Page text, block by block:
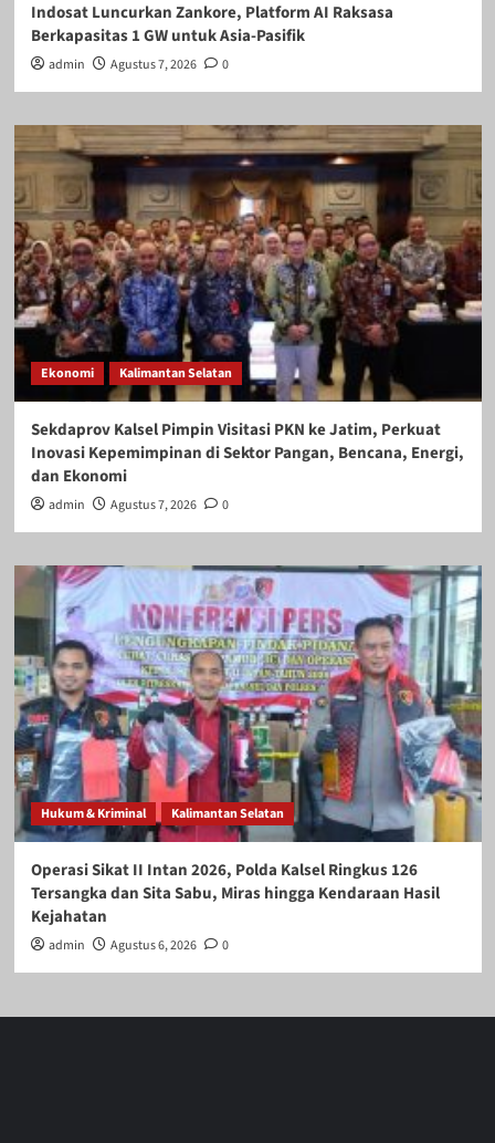
Indosat Luncurkan Zankore, Platform AI Raksasa
Berkapasitas 1 GW untuk Asia-Pasifik
admin Agustus 7, 2026 0
Ekonomi Kalimantan Selatan
Sekdaprov Kalsel Pimpin Visitasi PKN ke Jatim, Perkuat
Inovasi Kepemimpinan di Sektor Pangan, Bencana, Energi,
dan Ekonomi
admin Agustus 7, 2026 0
Hukum & Kriminal Kalimantan Selatan
Operasi Sikat II Intan 2026, Polda Kalsel Ringkus 126
Tersangka dan Sita Sabu, Miras hingga Kendaraan Hasil
Kejahatan
admin Agustus 6, 2026 0